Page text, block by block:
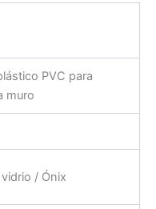
PVC para
muro
/ Ónix